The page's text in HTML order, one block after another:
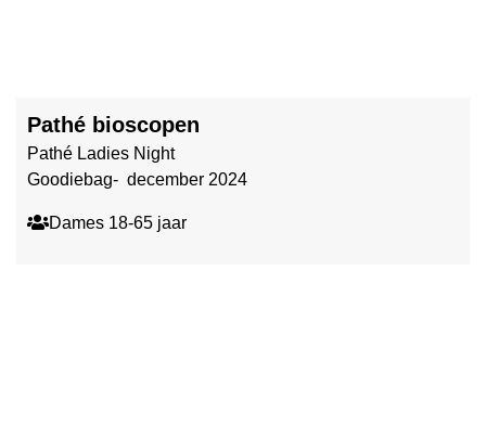
Pathé bioscopen
Pathé Ladies Night
Goodiebag- december 2024
Dames 18-65 jaar